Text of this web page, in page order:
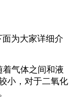
为大家详细介
气体之间和液
小，对于二氧化